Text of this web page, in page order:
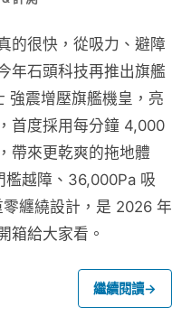
的很快，從吸力、避障
年石頭科技再推出旗艦
強震增壓旗艦機皇，亮
首度採用每分鐘 4,000
帶來更乾爽的拖地體
越障、36,000Pa 吸
纏繞設計，是 2026 年
箱給大家看。
繼續閱讀→